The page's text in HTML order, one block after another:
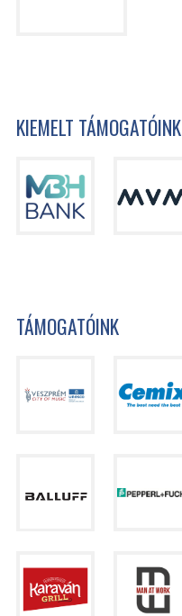
KIEMELT TÁMOGATÓINK
TÁMOGATÓINK